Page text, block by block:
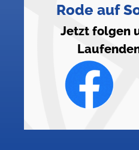
Rode auf
Jetzt folgen